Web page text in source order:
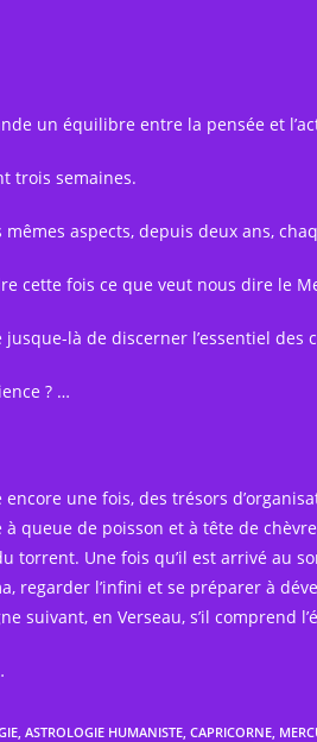
un équilibre entre la pensée et
trois semaines.
aspects, depuis deux ans,
cette fois ce que veut nous dire le
là de discerner l’essentiel des
? …
une fois, des trésors
queue de poisson et à tête de
torrent. Une fois qu’il est arrivé au
regarder l’infini et se préparer à
suivant, en Verseau, s’il comprend
ASTROLOGIE HUMANISTE CAPRICORNE